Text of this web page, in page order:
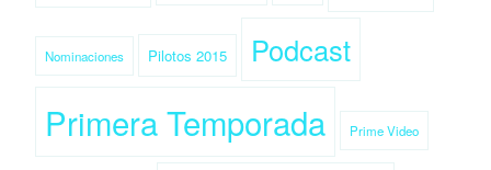
Nominaciones Pilotos 2015 Podcast
Primera Temporada Prime Video